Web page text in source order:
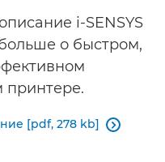
i-SENSYS
о быстром,
[pdf, 278 kb] 